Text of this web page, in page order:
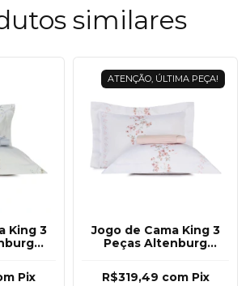
similares
King 3
Pix
ATENÇÃO, ÚLTIMA PEÇA!
Jogo de Cama King 3
Peças Altenburg
R$319,49 com Pix